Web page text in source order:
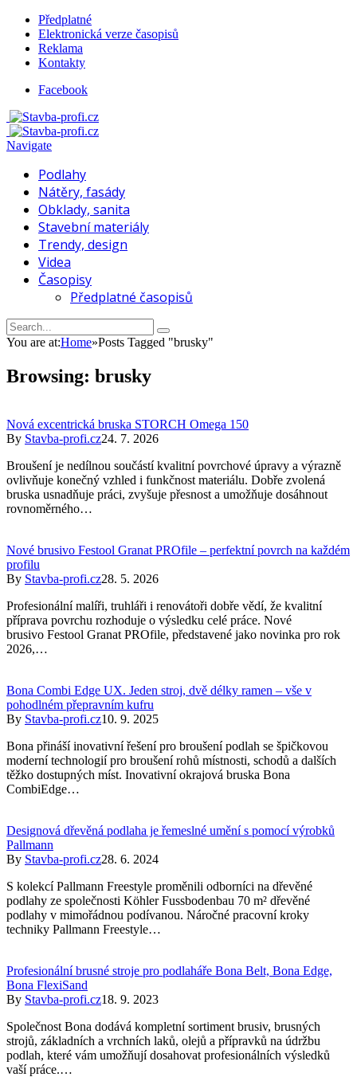
Předplatné
Elektronická verze časopisů
Reklama
Kontakty
Facebook
Navigate
Podlahy
Nátěry, fasády
Obklady, sanita
Stavební materiály
Trendy, design
Videa
Časopisy
Předplatné časopisů
You are at:Home»Posts Tagged "brusky"
Browsing: brusky
Nová excentrická bruska STORCH Omega 150
By Stavba-profi.cz24. 7. 2026
Broušení je nedílnou součástí kvalitní povrchové úpravy a výrazně
ovlivňuje konečný vzhled i funkčnost materiálu. Dobře zvolená
bruska usnadňuje práci, zvyšuje přesnost a umožňuje dosáhnout
rovnoměrného…
Nové brusivo Festool Granat PROfile – perfektní povrch na každém
profilu
By Stavba-profi.cz28. 5. 2026
Profesionální malíři, truhláři i renovátoři dobře vědí, že kvalitní
příprava povrchu rozhoduje o výsledku celé práce. Nové
brusivo Festool Granat PROfile, představené jako novinka pro rok
2026,…
Bona Combi Edge UX. Jeden stroj, dvě délky ramen – vše v
pohodlném přepravním kufru
By Stavba-profi.cz10. 9. 2025
Bona přináší inovativní řešení pro broušení podlah se špičkovou
moderní technologií pro broušení rohů místnosti, schodů a dalších
těžko dostupných míst. Inovativní okrajová bruska Bona
CombiEdge…
Designová dřevěná podlaha je řemeslné umění s pomocí výrobků
Pallmann
By Stavba-profi.cz28. 6. 2024
S kolekcí Pallmann Freestyle proměnili odborníci na dřevěné
podlahy ze společnosti Köhler Fussbodenbau 70 m² dřevěné
podlahy v mimořádnou podívanou. Náročné pracovní kroky
techniky Pallmann Freestyle…
Profesionální brusné stroje pro podlaháře Bona Belt, Bona Edge,
Bona FlexiSand
By Stavba-profi.cz18. 9. 2023
Společnost Bona dodává kompletní sortiment brusiv, brusných
strojů, základních a vrchních laků, olejů a přípravků na údržbu
podlah, které vám umožňují dosahovat profesionálních výsledků
vaší práce.…